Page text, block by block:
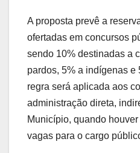
A proposta prevê a
ofertadas em concursos
sendo 10% destinadas a
pardos, 5% a indígenas e
regra será aplicada aos
administração direta,
Município, quando
vagas para o cargo